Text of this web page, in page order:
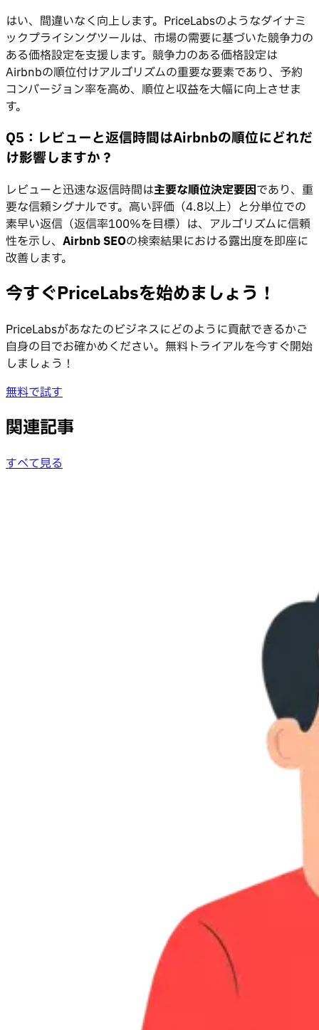
はい、間違いなく向上します。PriceLabsのようなダイナミ
ックプライシングツールは、市場の需要に基づいた競争力の
ある価格設定を支援します。競争力のある価格設定は
Airbnbの順位付けアルゴリズムの重要な要素であり、予約
コンバージョン率を高め、順位と収益を大幅に向上させま
す。
Q5：レビューと返信時間はAirbnbの順位にどれだ
け影響しますか？
レビューと迅速な返信時間は主要な順位決定要因であり、重
要な信頼シグナルです。高い評価（4.8以上）と分単位での
素早い返信（返信率100%を目標）は、アルゴリズムに信頼
性を示し、 Airbnb SEOの検索結果における露出度を即座に
改善します。
今すぐPriceLabsを始めましょう！
PriceLabsがあなたのビジネスにどのように貢献できるかご
自身の目でお確かめください。無料トライアルを今すぐ開始
しましょう！
無料で試す
関連記事
すべて見る